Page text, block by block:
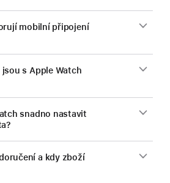
mobilní připojení
s Apple Watch
snadno nastavit
a kdy zboží